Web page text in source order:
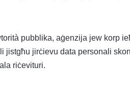
pubblika, aġenzija jew korp
jirċievu data personali
riċevituri.